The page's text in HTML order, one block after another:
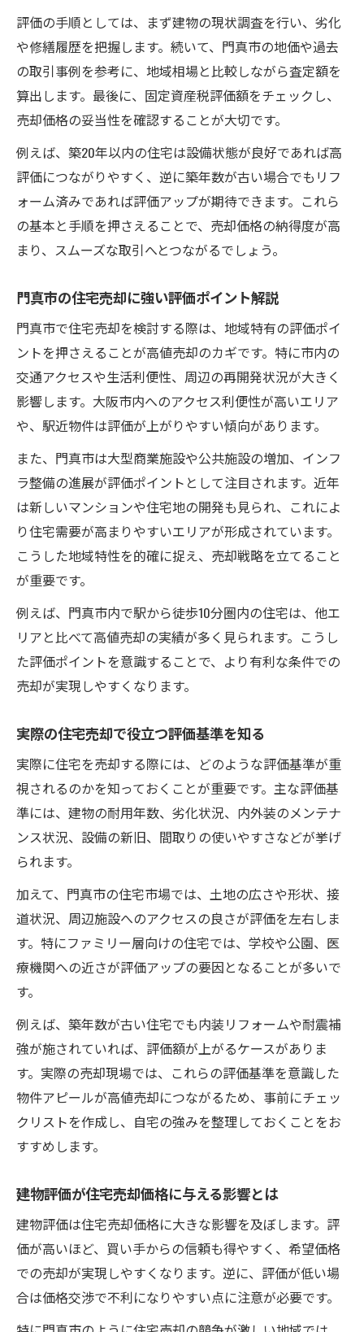
門真市の地価上昇が住宅売却に与える効果
住宅売却戦略に活かせる地価データ分析
地価変動を活用した住宅売却のコツ
資産を最大化するための建物評価の見極め方
建物評価が資産最大化に直結する理由
住宅売却時の評価ポイントを徹底解説
資産価値アップに役立つ評価の工夫
建物評価で住宅売却の利益を高める方法
住宅売却に役立つ門真市地価相場の見方
地価相場を活用した住宅売却の判断基準
門真市の住宅売却で押さえたい地価動向
地価相場データから住宅売却を有利に導く
住宅売却成功のための相場分析ポイント
住宅売却に影響するインフラ整備の最新情
門真市のインフラ発展が住宅売却に与える
効果
住宅売却で注目すべきインフラ変化の実例
インフラ変化を活かした住宅売却の工夫
門真市の住宅売却と交通利便性の関係性
評価の手順としては、まず建物の現状調査を行い、劣化
や修繕履歴を把握します。続いて、門真市の地価や過去
の取引事例を参考に、地域相場と比較しながら査定額を
算出します。最後に、固定資産税評価額をチェックし、
売却価格の妥当性を確認することが大切です。
例えば、築20年以内の住宅は設備状態が良好であれば高
評価につながりやすく、逆に築年数が古い場合でもリフ
ォーム済みであれば評価アップが期待できます。これら
の基本と手順を押さえることで、売却価格の納得度が高
まり、スムーズな取引へとつながるでしょう。
門真市の住宅売却に強い評価ポイント解説
門真市で住宅売却を検討する際は、地域特有の評価ポイ
ントを押さえることが高値売却のカギです。特に市内の
交通アクセスや生活利便性、周辺の再開発状況が大きく
影響します。大阪市内へのアクセス利便性が高いエリア
や、駅近物件は評価が上がりやすい傾向があります。
また、門真市は大型商業施設や公共施設の増加、インフ
ラ整備の進展が評価ポイントとして注目されます。近年
は新しいマンションや住宅地の開発も見られ、これによ
り住宅需要が高まりやすいエリアが形成されています。
こうした地域特性を的確に捉え、売却戦略を立てること
が重要です。
例えば、門真市内で駅から徒歩10分圏内の住宅は、他エ
リアと比べて高値売却の実績が多く見られます。こうし
た評価ポイントを意識することで、より有利な条件での
売却が実現しやすくなります。
実際の住宅売却で役立つ評価基準を知る
実際に住宅を売却する際には、どのような評価基準が重
視されるのかを知っておくことが重要です。主な評価基
準には、建物の耐用年数、劣化状況、内外装のメンテナ
ンス状況、設備の新旧、間取りの使いやすさなどが挙げ
られます。
加えて、門真市の住宅市場では、土地の広さや形状、接
道状況、周辺施設へのアクセスの良さが評価を左右しま
す。特にファミリー層向けの住宅では、学校や公園、医
療機関への近さが評価アップの要因となることが多いで
す。
例えば、築年数が古い住宅でも内装リフォームや耐震補
強が施されていれば、評価額が上がるケースがありま
す。実際の売却現場では、これらの評価基準を意識した
物件アピールが高値売却につながるため、事前にチェッ
クリストを作成し、自宅の強みを整理しておくことをお
すすめします。
建物評価が住宅売却価格に与える影響とは
建物評価は住宅売却価格に大きな影響を及ぼします。評
価が高いほど、買い手からの信頼も得やすく、希望価格
での売却が実現しやすくなります。逆に、評価が低い場
合は価格交渉で不利になりやすい点に注意が必要です。